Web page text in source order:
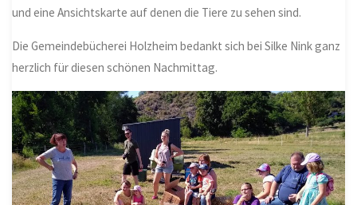
und eine Ansichtskarte auf denen die Tiere zu sehen sind.
Die Gemeindebücherei Holzheim bedankt sich bei Silke Nink ganz
herzlich für diesen schönen Nachmittag.